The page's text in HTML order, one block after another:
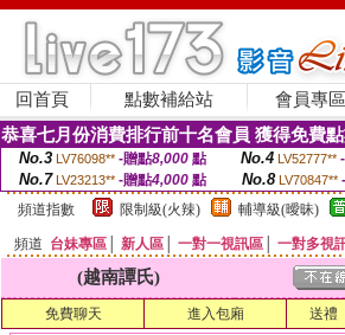
回首頁 點數補給站 會員專區
恭喜七月份消費排行前十名會員 獲得免費
No.3 LV76098** -贈點8,000點 No.4 LV52777**
No.7 LV23213** -贈點4,000 點 No.8 LV70847**
頻道指數
限制級(火辣) 輔導級(曖昧)
頻道 台妹專區 新人區 一對一視訊區 一對多視
(越南譚氏)
免費聊天 進入包廂 送禮